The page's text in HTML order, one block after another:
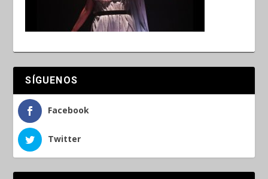
SÍGUENOS
Facebook
Twitter